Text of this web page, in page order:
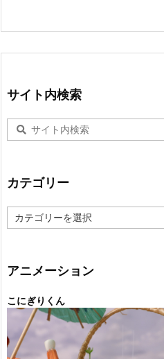
サイト内検索
カテゴリー
テ
ー
アニメーション
こにぎりくん